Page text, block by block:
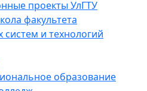
проекты УлГТУ
факультета
и технологий
образование